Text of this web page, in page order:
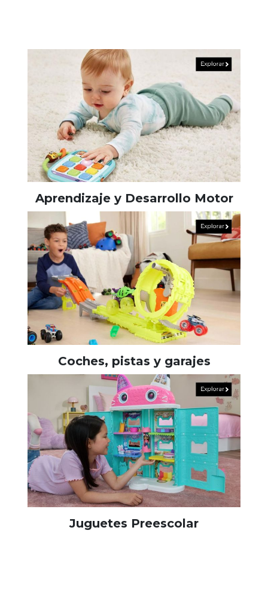
Aprendizaje y Desarrollo Motor
Coches, pistas y garajes
Juguetes Preescolar